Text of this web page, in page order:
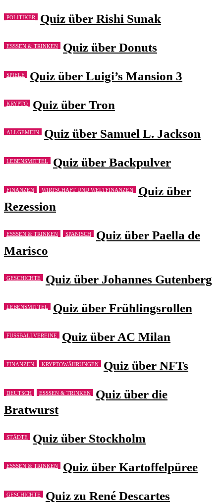
POLITIKER Quiz über Rishi Sunak
ESSSEN & TRINKEN Quiz über Donuts
SPIELE Quiz über Luigi’s Mansion 3
KRYPTO Quiz über Tron
ALLGEMEIN Quiz über Samuel L. Jackson
LEBENSMITTEL Quiz über Backpulver
FINANZEN WIRTSCHAFT UND WELTFINANZEN
Quiz über
Rezession
ESSSEN & TRINKEN SPANISCH
Quiz über Paella de
Marisco
GESCHICHTE Quiz über Johannes Gutenberg
LEBENSMITTEL Quiz über Frühlingsrollen
FUSSBALLVEREINE Quiz über AC Milan
FINANZEN KRYPTOWÄHRUNGEN Quiz über NFTs
DEUTSCH ESSSEN & TRINKEN
Quiz über die
Bratwurst
STÄDTE Quiz über Stockholm
ESSSEN & TRINKEN Quiz über Kartoffelpüree
GESCHICHTE Quiz zu René Descartes